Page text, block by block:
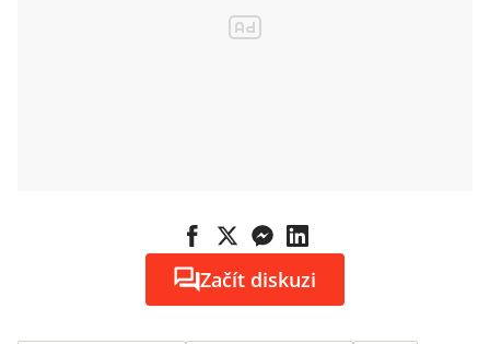
Začít diskuzi